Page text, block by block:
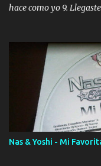
hace como yo 9.
Digital Booklet –
Album proposto al
AAC M4A; comprato su
download.
Momento!
Nas & Yoshi - Mi